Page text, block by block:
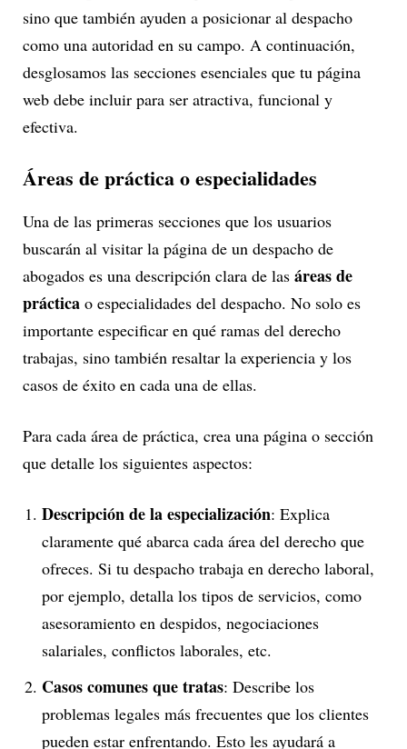
sino que también ayuden a posicionar al despacho
como una autoridad en su campo. A continuación,
desglosamos las secciones esenciales que tu página
web debe incluir para ser atractiva, funcional y
efectiva.
Áreas de práctica o especialidades
Una de las primeras secciones que los usuarios
buscarán al visitar la página de un despacho de
abogados es una descripción clara de las áreas de
práctica o especialidades del despacho. No solo es
importante especificar en qué ramas del derecho
trabajas, sino también resaltar la experiencia y los
casos de éxito en cada una de ellas.
Para cada área de práctica, crea una página o sección
que detalle los siguientes aspectos:
Descripción de la especialización: Explica
claramente qué abarca cada área del derecho que
ofreces. Si tu despacho trabaja en derecho laboral,
por ejemplo, detalla los tipos de servicios, como
asesoramiento en despidos, negociaciones
salariales, conflictos laborales, etc.
Casos comunes que tratas: Describe los
problemas legales más frecuentes que los clientes
pueden estar enfrentando. Esto les ayudará a